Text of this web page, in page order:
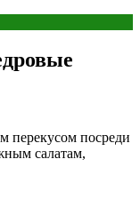
перекусом посреди
салатам,